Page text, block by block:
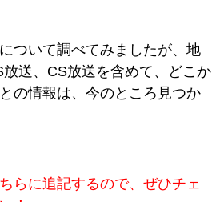
ついて調べてみましたが、地
送、CS放送を含めて、どこか
の情報は、今のところ見つか
らに追記するので、ぜひチェ